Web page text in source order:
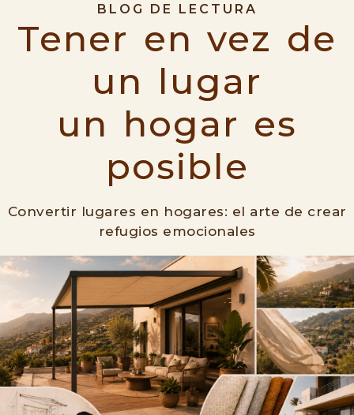
BLOG DE LECTURA
Tener en vez de
un lugar
un hogar es
posible
Convertir lugares en hogares: el arte de crear
refugios emocionales